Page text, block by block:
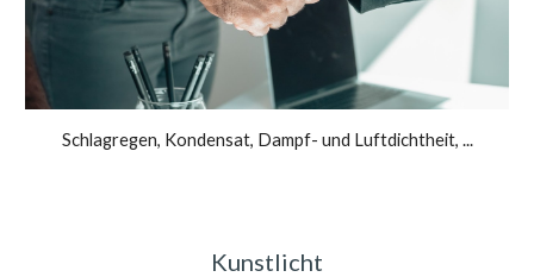
Schlagregen, Kondensat, Dampf- und Luftdichtheit, ...
Kunstlicht